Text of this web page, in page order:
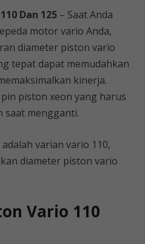
Dan 125– Saat Anda
motor vario Anda,
diameter piston vario
tepat dapat memudahkan
kinerja.
piston xeon yang harus
saat mengganti.
varian vario 110,
diameter piston vario
Vario 110